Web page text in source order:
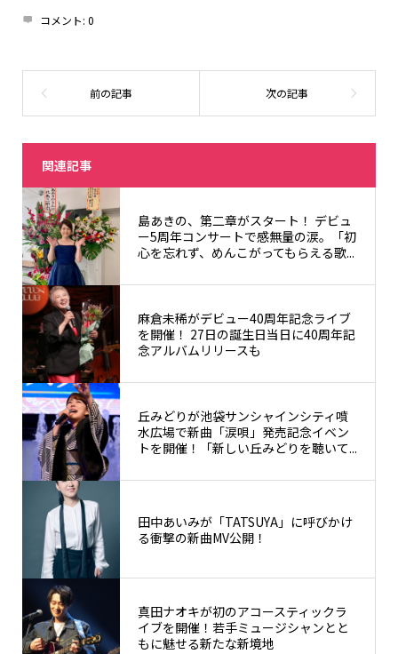
コメント: 0
関連記事
島あきの、第二章がスタート！ デビュ
ー5周年コンサートで感無量の涙。「初
心を忘れず、めんこがってもらえる歌...
麻倉未稀がデビュー40周年記念ライブ
を開催！ 27日の誕生日当日に40周年記
念アルバムリリースも
丘みどりが池袋サンシャインシティ噴
水広場で新曲「涙唄」発売記念イベン
トを開催！「新しい丘みどりを聴いて...
田中あいみが「TATSUYA」に呼びかけ
る衝撃の新曲MV公開！
真田ナオキが初のアコースティックラ
イブを開催！若手ミュージシャンとと
もに魅せる新たな新境地